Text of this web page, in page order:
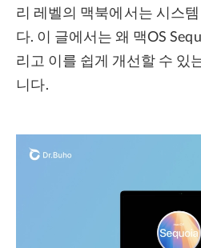
조항
환불
리 레벨의 맥북에서는 시스
다. 이 글에서는 왜 맥OS
리고 이를 쉽게 개선할 수 있
니다.